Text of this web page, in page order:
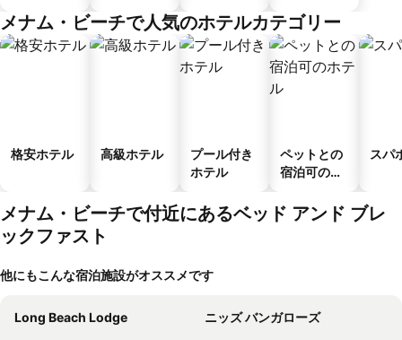
メナム・ビーチで人気のホテルカテゴリー
格安ホテル 高級ホテル
プール付き
ホテル
ペットとの
宿泊可のホ
スパ
メナム・ビーチで付近にあるベッド アンド ブレ
ックファスト
他にもこんな宿泊施設がオススメです
Long Beach Lodge ニッズ バンガローズ